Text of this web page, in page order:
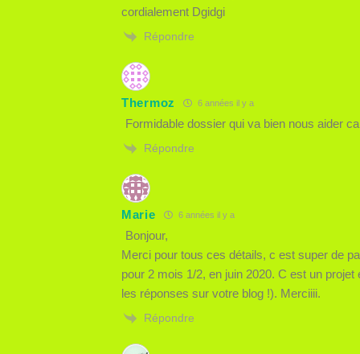
cordialement Dgidgi
Répondre
Thermoz 6 années il y a
Formidable dossier qui va bien nous aider
Répondre
Marie 6 années il y a
Bonjour,
Merci pour tous ces détails, c est super de
pour 2 mois 1/2, en juin 2020. C est un
les réponses sur votre blog !). Merciiii.
Répondre